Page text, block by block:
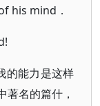
his mind．
的能力是这样
名的篇什，